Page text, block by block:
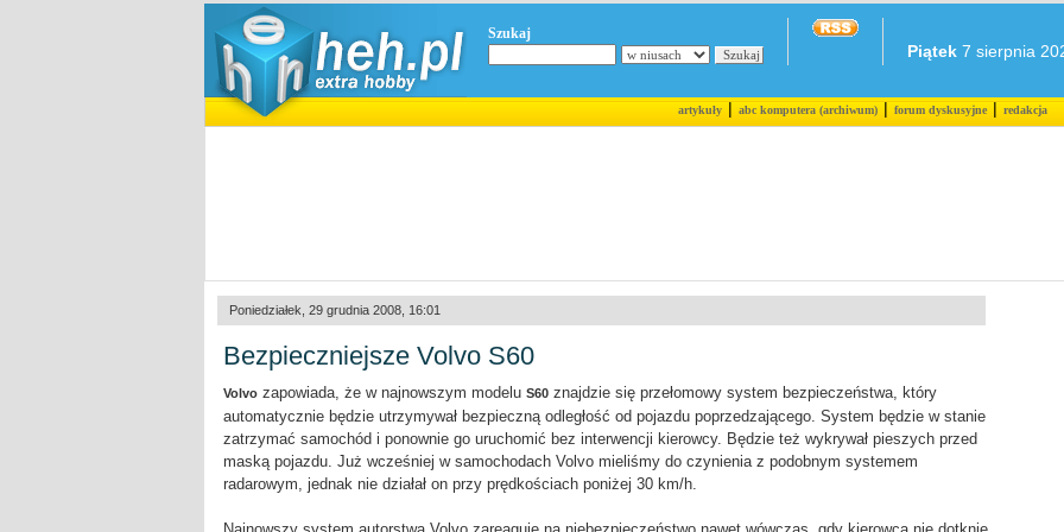
Szukaj
Piątek 7 sierpnia
artykuły|abc komputera (archiwum)|forum dyskusyjne|redakcja
Poniedziałek, 29 grudnia 2008, 16:01
Bezpieczniejsze Volvo S60
Volvo zapowiada, że w najnowszym modelu S60 znajdzie się przełomowy system bezpieczeństwa, który
automatycznie będzie utrzymywał bezpieczną odległość od pojazdu poprzedzającego. System będzie w stanie
zatrzymać samochód i ponownie go uruchomić bez interwencji kierowcy. Będzie też wykrywał pieszych przed
maską pojazdu. Już wcześniej w samochodach Volvo mieliśmy do czynienia z podobnym systemem
radarowym, jednak nie działał on przy prędkościach poniżej 30 km/h.